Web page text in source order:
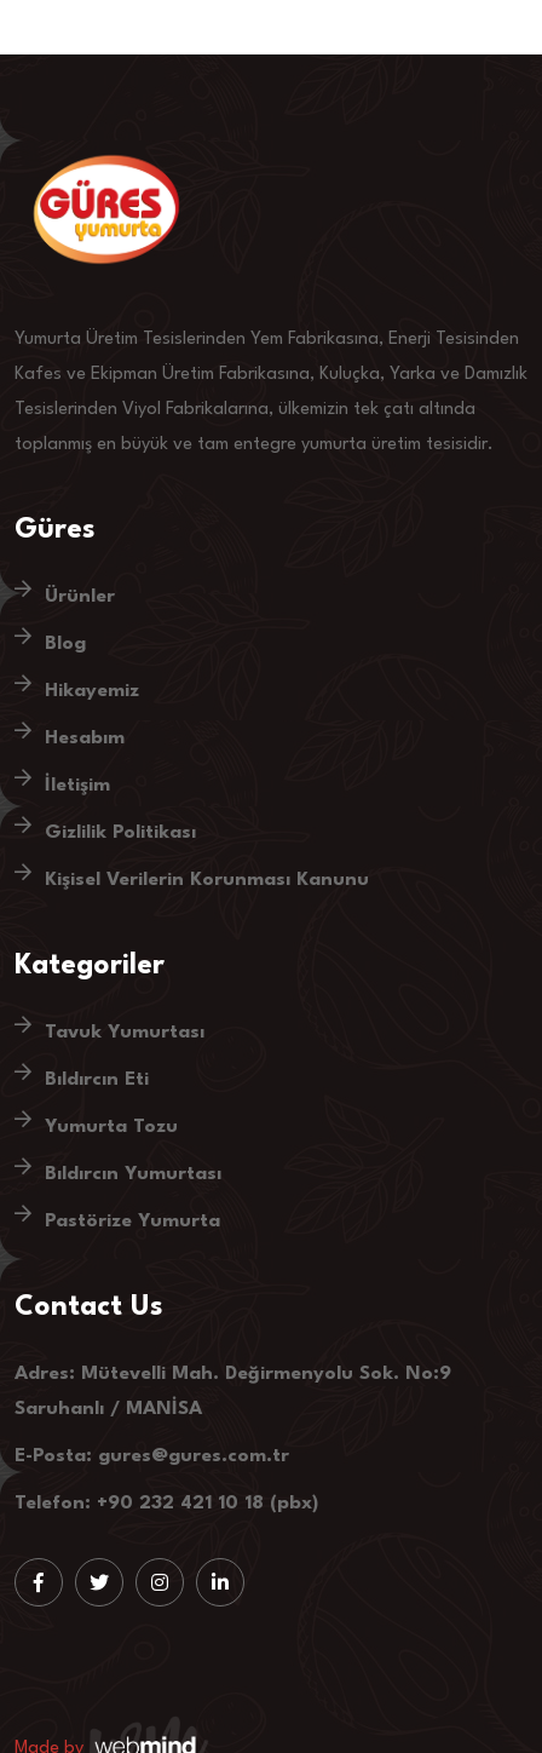
Yumurta Üretim Tesislerinden Yem Fabrikasına, Enerji Tesisinden
Kafes ve Ekipman Üretim Fabrikasına, Kuluçka, Yarka ve Damızlık
Tesislerinden Viyol Fabrikalarına, ülkemizin tek çatı altında
toplanmış en büyük ve tam entegre yumurta üretim tesisidir.
Güres
Ürünler
Blog
Hikayemiz
Hesabım
İletişim
Gizlilik Politikası
Kişisel Verilerin Korunması Kanunu
Kategoriler
Tavuk Yumurtası
Bıldırcın Eti
Yumurta Tozu
Bıldırcın Yumurtası
Pastörize Yumurta
Contact Us
Adres: Mütevelli Mah. Değirmenyolu Sok. No:9
Saruhanlı / MANİSA
E-Posta: gures@gures.com.tr
Telefon: +90 232 421 10 18 (pbx)
Made by